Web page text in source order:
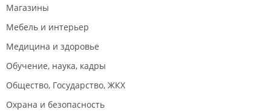
Магазины
Мебель и интерьер
Медицина и здоровье
Обучение, наука, кадры
Общество, Государство, ЖКХ
Охрана и безопасность